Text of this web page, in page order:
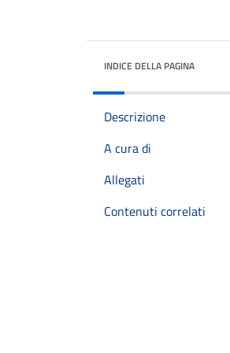
INDICE DELLA PAGINA
Descrizione
A cura di
Allegati
Contenuti correlati